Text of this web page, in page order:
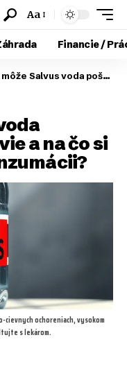
Aa
Financie /
voda poškodiť vaše zdravie a na čo si dať pozor pri jej konzumácii?
a na čo si
cievnych ochoreniach, vysokom
s lekárom.